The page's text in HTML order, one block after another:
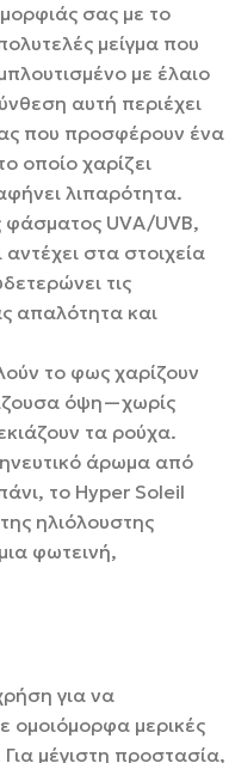
σας με το
μείγμα που
με έλαιο
αυτή περιέχει
που προσφέρουν ένα
οποίο χαρίζει
λιπαρότητα.
φάσματος UVA/UVB,
στα στοιχεία
τις
απαλότητα και
το φως χαρίζουν
όψη—χωρίς
τα ρούχα.
άρωμα από
το Hyper Soleil
ηλιόλουστης
φωτεινή,
για να
ομοιόμορφα μερικές
μέγιστη προστασία,